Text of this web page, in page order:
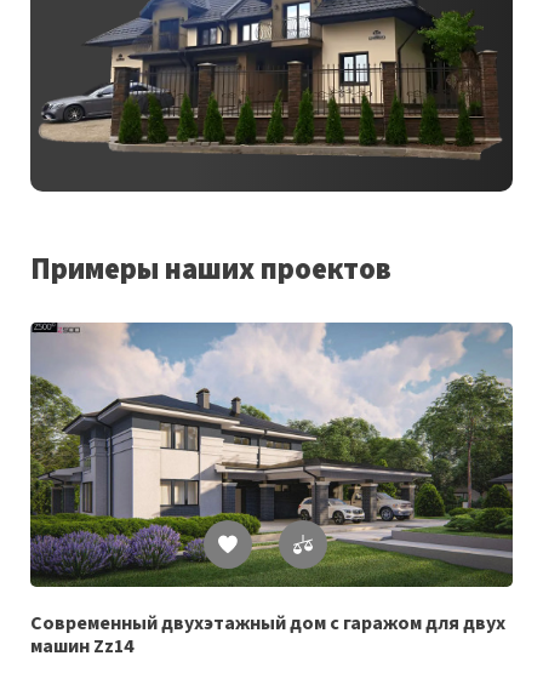
Примеры наших проектов
Список
желаемого
Современный двухэтажный дом с гаражом для двух
машин Zz14